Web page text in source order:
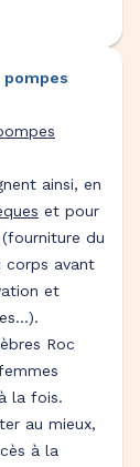
pompes
ainsi, en
et pour
du
corps avant
et
Roc
la fois.
au mieux,
à la